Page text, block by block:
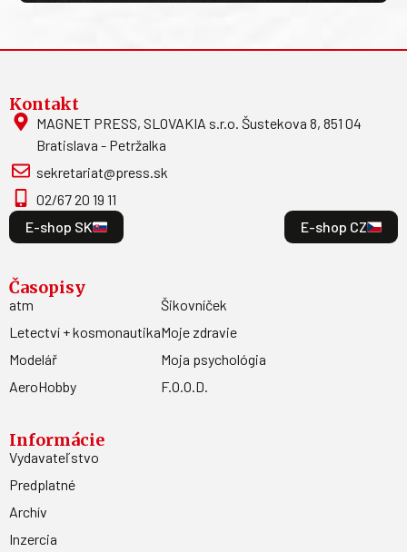
Kontakt
MAGNET PRESS, SLOVAKIA s.r.o. Šustekova 8, 851 04
Bratislava - Petržalka
sekretariat@press.sk
02/67 20 19 11
E-shop SK
E-shop CZ
Časopisy
atm
Letectví + kosmonautika
Modelář
AeroHobby
Šikovníček
Moje zdravie
Moja psychológia
F.O.O.D.
Informácie
Vydavateľstvo
Predplatné
Archív
Inzercia